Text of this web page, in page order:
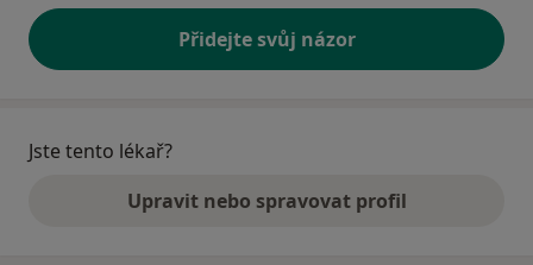
Přidejte svůj názor
Jste tento lékař?
Upravit nebo spravovat profil